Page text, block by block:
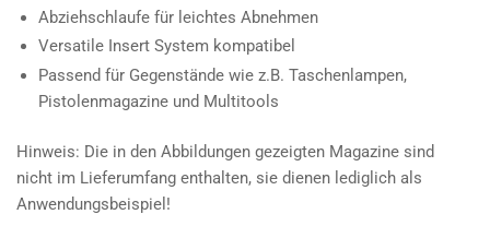
Abziehschlaufe für leichtes Abnehmen
Versatile Insert System kompatibel
Passend für Gegenstände wie z.B. Taschenlampen,
Pistolenmagazine und Multitools
Hinweis: Die in den Abbildungen gezeigten Magazine sind
nicht im Lieferumfang enthalten, sie dienen lediglich als
Anwendungsbeispiel!